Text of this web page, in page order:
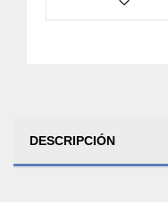
DESCRIPCIÓN